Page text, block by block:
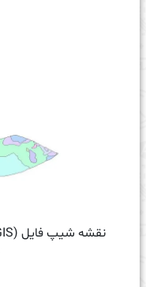
نقشه شیپ فایل (GIS) زمین‌ شناسی شهرستان فاریاب